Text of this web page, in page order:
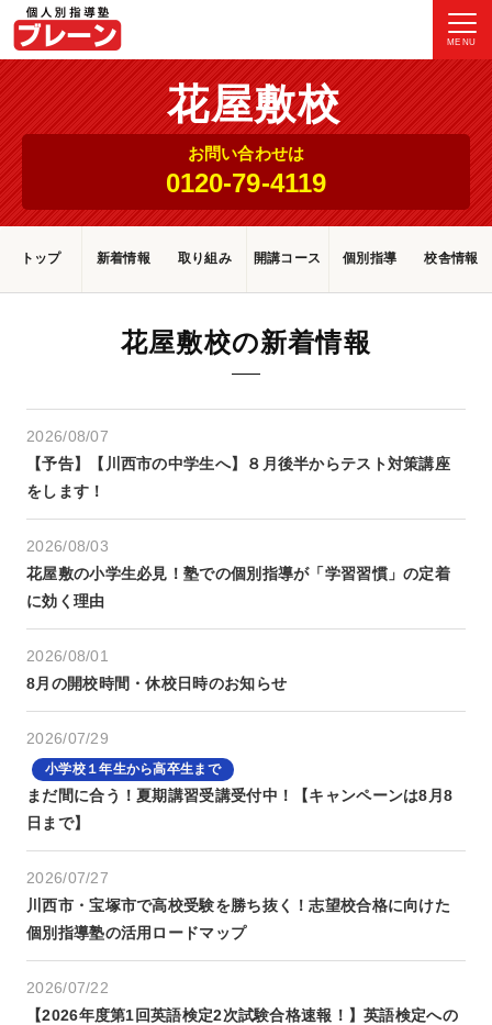
MENU
花屋敷校
お問い合わせは
0120-79-4119
トップ 新着情報 取り組み 開講コース 個別指導 校舎情報
花屋敷校の新着情報
2026/08/07
【予告】【川西市の中学生へ】８月後半からテスト対策講座
をします！
2026/08/03
花屋敷の小学生必見！塾での個別指導が「学習習慣」の定着
に効く理由
2026/08/01
8月の開校時間・休校日時のお知らせ
2026/07/29
小学校１年生から高卒生まで
まだ間に合う！夏期講習受講受付中！【キャンペーンは8月8
日まで】
2026/07/27
川西市・宝塚市で高校受験を勝ち抜く！志望校合格に向けた
個別指導塾の活用ロードマップ
2026/07/22
【2026年度第1回英語検定2次試験合格速報！】英語検定への